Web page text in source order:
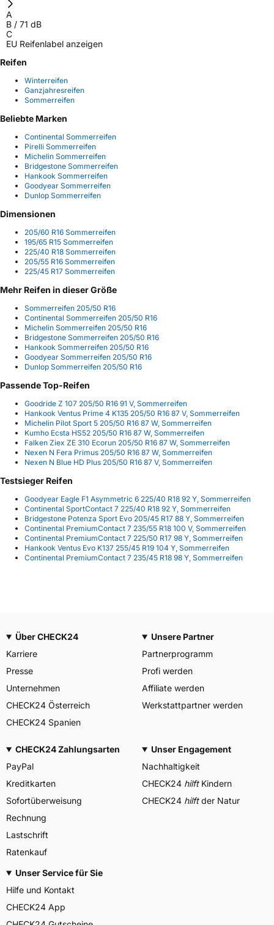
A
B / 71 dB
C
EU Reifenlabel anzeigen
Reifen
Winterreifen
Ganzjahresreifen
Sommerreifen
Beliebte Marken
Continental Sommerreifen
Pirelli Sommerreifen
Michelin Sommerreifen
Bridgestone Sommerreifen
Hankook Sommerreifen
Goodyear Sommerreifen
Dunlop Sommerreifen
Dimensionen
205/60 R16 Sommerreifen
195/65 R15 Sommerreifen
225/40 R18 Sommerreifen
205/55 R16 Sommerreifen
225/45 R17 Sommerreifen
Mehr Reifen in dieser Größe
Sommerreifen 205/50 R16
Continental Sommerreifen 205/50 R16
Michelin Sommerreifen 205/50 R16
Bridgestone Sommerreifen 205/50 R16
Hankook Sommerreifen 205/50 R16
Goodyear Sommerreifen 205/50 R16
Dunlop Sommerreifen 205/50 R16
Passende Top-Reifen
Goodride Z 107 205/50 R16 91 V, Sommerreifen
Hankook Ventus Prime 4 K135 205/50 R16 87 V, Sommerreifen
Michelin Pilot Sport 5 205/50 R16 87 W, Sommerreifen
Kumho Ecsta HS52 205/50 R16 87 W, Sommerreifen
Falken Ziex ZE 310 Ecorun 205/50 R16 87 W, Sommerreifen
Nexen N Fera Primus 205/50 R16 87 W, Sommerreifen
Nexen N Blue HD Plus 205/50 R16 87 V, Sommerreifen
Testsieger Reifen
Goodyear Eagle F1 Asymmetric 6 225/40 R18 92 Y, Sommerreifen
Continental SportContact 7 225/40 R18 92 Y, Sommerreifen
Bridgestone Potenza Sport Evo 205/45 R17 88 Y, Sommerreifen
Continental PremiumContact 7 235/55 R18 100 V, Sommerreifen
Continental PremiumContact 7 225/50 R17 98 Y, Sommerreifen
Hankook Ventus Evo K137 255/45 R19 104 Y, Sommerreifen
Continental PremiumContact 7 235/45 R18 98 Y, Sommerreifen
Über CHECK24
Karriere
Presse
Unternehmen
CHECK24 Österreich
CHECK24 Spanien
Unsere Partner
Partnerprogramm
Profi werden
Affiliate werden
Werkstattpartner werden
CHECK24 Zahlungsarten
PayPal
Kreditkarten
Sofortüberweisung
Rechnung
Lastschrift
Ratenkauf
Unser Engagement
Nachhaltigkeit
CHECK24 hilftKindern
CHECK24 hilftder Natur
Unser Service für Sie
Hilfe und Kontakt
CHECK24 App